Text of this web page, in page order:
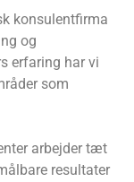
konsulentfirma
og
erfaring har vi
som
arbejder tæt
resultater